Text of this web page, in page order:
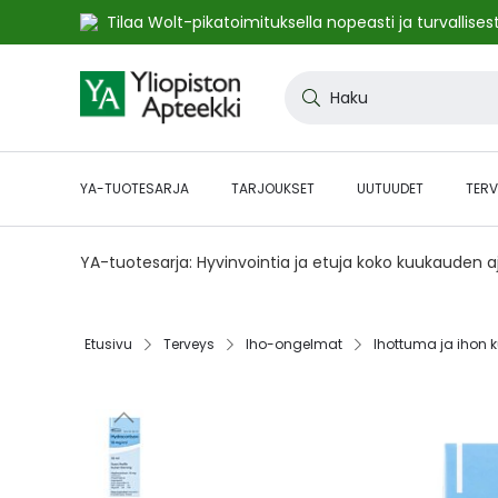
Tilaa Wolt-pikatoimituksella nopeasti ja
to
Content
YA-TUOTESARJA TARJOUKSET UUTUUDET
YA-tuotesarja: Hyvinvointia ja etuja koko
Etusivu‎ Terveys‎ Iho-ongelmat‎ Ihottuma ja ihon